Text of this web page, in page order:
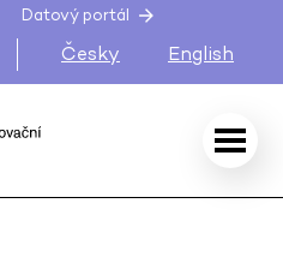
Datový portál
Česky English